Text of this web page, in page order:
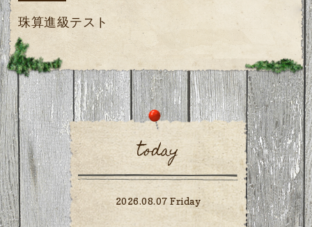
珠算進級テスト
today
2026.08.07 Friday